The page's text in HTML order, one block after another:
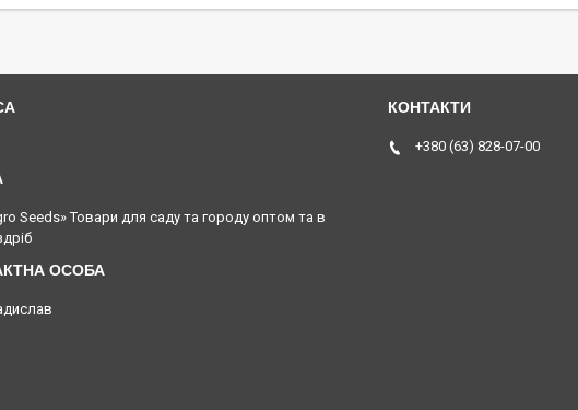
Seeds» Товари для саду та городу оптом та в
+380 (63) 828-07-00